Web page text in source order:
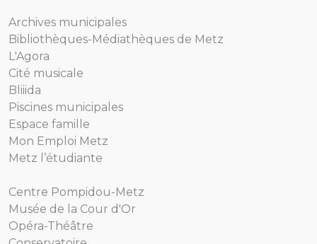
Archives municipales
Bibliothèques-Médiathèques de Metz
L'Agora
Cité musicale
Bliiida
Piscines municipales
Espace famille
Mon Emploi Metz
Metz l’étudiante
Centre Pompidou-Metz
Musée de la Cour d'Or
Opéra-Théâtre